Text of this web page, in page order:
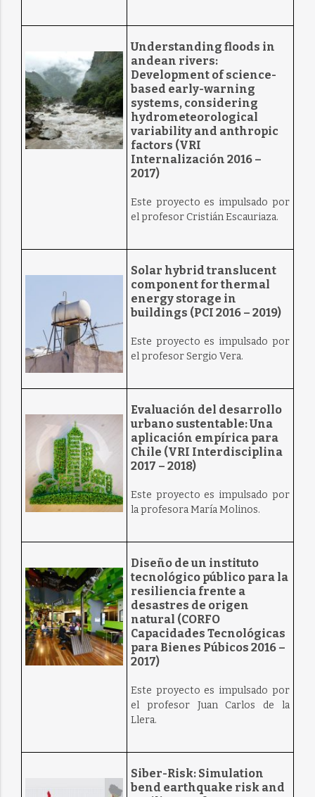
Understanding floods in
andean rivers:
Development of science-
based early-warning
systems, considering
hydrometeorological
variability and anthropic
factors (VRI
Internalización 2016 –
2017)
Este proyecto es impulsado por
el profesor Cristián Escauriaza.
Solar hybrid translucent
component for thermal
energy storage in
buildings (PCI 2016 – 2019)
Este proyecto es impulsado por
el profesor Sergio Vera.
Evaluación del desarrollo
urbano sustentable: Una
aplicación empírica para
Chile (VRI Interdisciplina
2017 – 2018)
Este proyecto es impulsado por
la profesora María Molinos.
Diseño de un instituto
tecnológico público para la
resiliencia frente a
desastres de origen
natural (CORFO
Capacidades Tecnológicas
para Bienes Púbicos 2016 –
2017)
Este proyecto es impulsado por
el profesor Juan Carlos de la
Llera.
Siber-Risk: Simulation
bend earthquake risk and